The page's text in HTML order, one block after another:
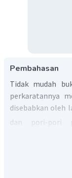
Pembahasan
Tidak mudah
perkaratannya
disebabkan oleh
dan pori-pori